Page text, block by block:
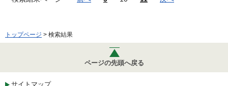
トップページ > 検索結果
ページの先頭へ戻る
サイトマップ